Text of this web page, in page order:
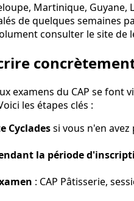
Martinique,
de quelques semaines
consulter le site de
examens du CAP se font
les étapes clés :
Cycladessi vous n'en
la période
: CAP Pâtisserie,